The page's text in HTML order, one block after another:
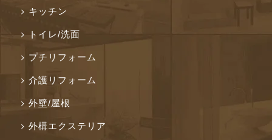
キッチン
トイレ/洗面
プチリフォーム
介護リフォーム
外壁/屋根
外構エクステリア